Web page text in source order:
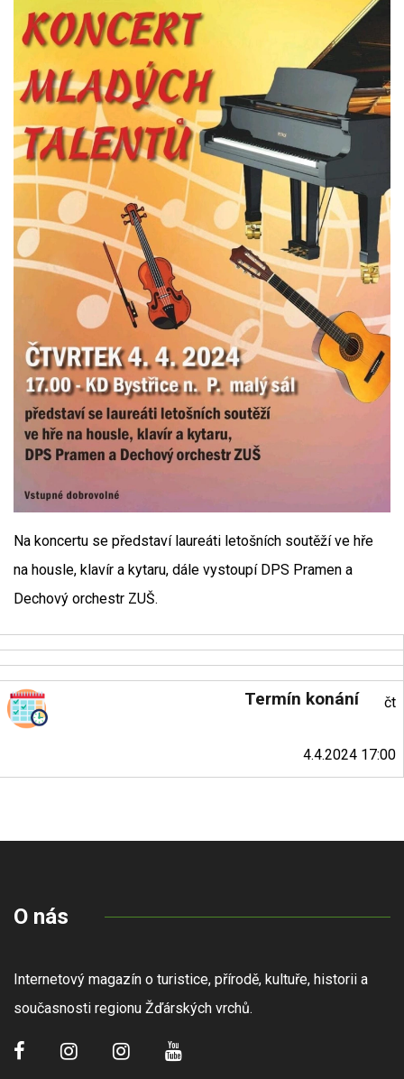
Na koncertu se představí laureáti letošních soutěží ve hře
na housle, klavír a kytaru, dále vystoupí DPS Pramen a
Dechový orchestr ZUŠ.
Termín konání čt
4.4.2024 17:00
O nás
Internetový magazín o turistice, přírodě, kultuře, historii a
současnosti regionu Žďárských vrchů.